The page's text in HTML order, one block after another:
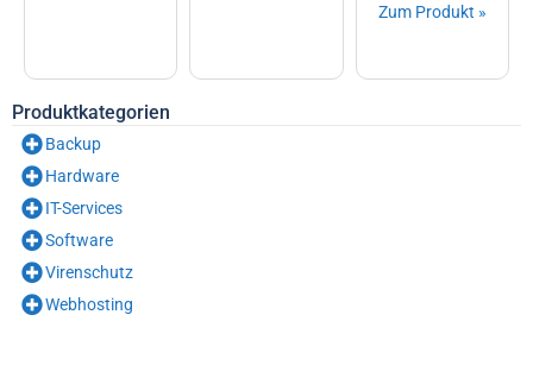
Zum Produkt »
Produktkategorien
Backup
Hardware
IT-Services
Software
Virenschutz
Webhosting